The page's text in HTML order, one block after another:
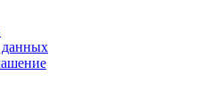
данных